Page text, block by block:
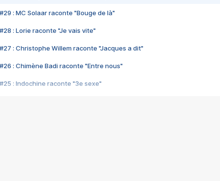
#29 : MC Solaar raconte "Bouge de là"
#28 : Lorie raconte "Je vais vite"
#27 : Christophe Willem raconte "Jacques a dit"
#26 : Chimène Badi raconte "Entre nous"
#25 : Indochine raconte "3e sexe"